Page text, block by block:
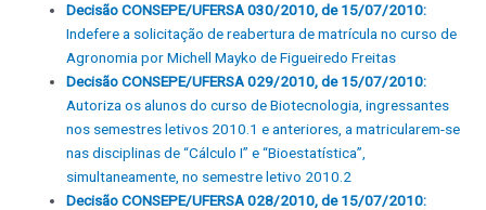
Decisão CONSEPE/UFERSA 030/2010, de 15/07/2010:
Indefere a solicitação de reabertura de matrícula no curso de
Agronomia por Michell Mayko de Figueiredo Freitas
Decisão CONSEPE/UFERSA 029/2010, de 15/07/2010:
Autoriza os alunos do curso de Biotecnologia, ingressantes
nos semestres letivos 2010.1 e anteriores, a matricularem-se
nas disciplinas de “Cálculo I” e “Bioestatística”,
simultaneamente, no semestre letivo 2010.2
Decisão CONSEPE/UFERSA 028/2010, de 15/07/2010: